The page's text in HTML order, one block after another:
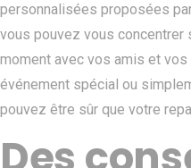
personnalisées proposées
vous pouvez vous concentrer
moment avec vos amis et
événement spécial ou
pouvez être sûr que votre